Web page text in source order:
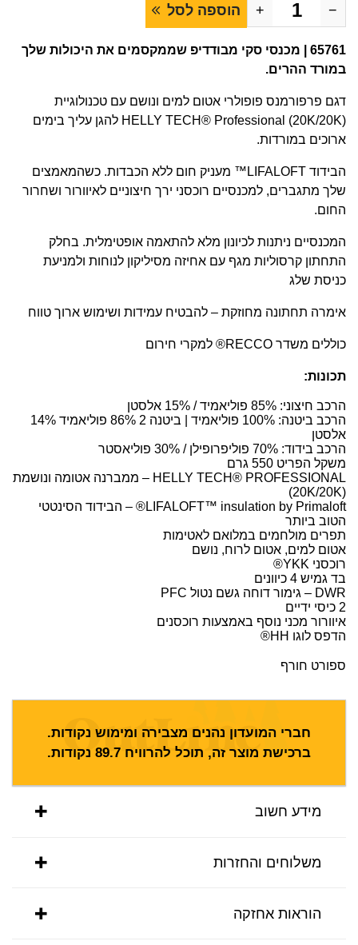
−
+ הוספה לסל
65761 | מכנסי סקי מבודדיפ שממקסמים את היכולות שלך
במורד ההרים.
דגם פרפורמנס פופולרי אטום למים ונושם עם טכנולוגיית
HELLY TECH® Professional (20K/20K) להגן עליך בימים
ארוכים במורדות.
הבידוד LIFALOFT™ מעניק חום ללא הכבדות. כשהמאמצים
שלך מתגברים, למכנסיים רוכסני ירך חיצוניים לאיוורור ושחרור
החום.
המכנסיים ניתנות לכיונון מלא להתאמה אופטימלית. בחלק
התחתון קרסוליות מגף עם אחיזה מסיליקון לנוחות ולמניעת
כניסת שלג
אימרה תחתונה מחוזקת – להבטיח עמידות ושימוש ארוך טווח
כוללים משדר RECCO® למקרי חירום
תכונות:
הרכב חיצוני: 85% פוליאמיד / 15% אלסטן
הרכב ביטנה: 100% פוליאמיד | ביטנה 2 86% פוליאמיד 14%
אלסטן
הרכב בידוד: 70% פוליפרופילן / 30% פוליאסטר
משקל הפריט 550 גרם
HELLY TECH® PROFESSIONAL – ממברנה אטומה ונושמת
(20K/20K)
LIFALOFT™ insulation by Primaloft® – הבידוד הסינטטי
הטוב ביותר
תפרים מולחמים במלואם לאטימות
אטום למים, אטום לרוח, נושם
רוכסני YKK®
בד גמיש 4 כיוונים
DWR – גימור דוחה גשם נטול PFC
2 כיסי ידיים
איוורור מכני נוסף באמצעות רוכסנים
הדפס לוגו HH®
ספורט חורף
חברי המועדון נהנים מצבירה ומימוש נקודות.
ברכישת מוצר זה, תוכל להרוויח 89.7 נקודות.
מידע חשוב
משלוחים והחזרות
הוראות אחזקה